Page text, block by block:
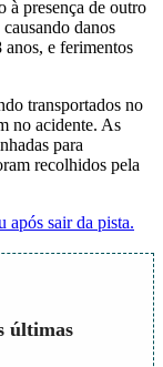
à presença de outro
danos
e ferimentos
transportados no
no acidente. As
para
recolhidos pela
após sair da pista.
últimas